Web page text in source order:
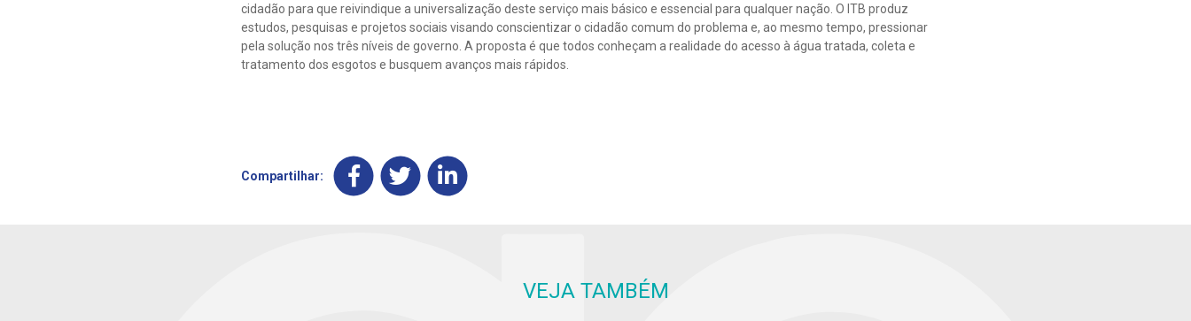
cidadão para que reivindique a universalização deste serviço mais básico e essencial para qualquer nação. O ITB produz
estudos, pesquisas e projetos sociais visando conscientizar o cidadão comum do problema e, ao mesmo tempo, pressionar
pela solução nos três níveis de governo. A proposta é que todos conheçam a realidade do acesso à água tratada, coleta e
tratamento dos esgotos e busquem avanços mais rápidos.
Compartilhar:
VEJA TAMBÉM